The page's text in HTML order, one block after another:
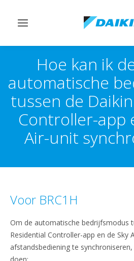
Navigatie
Hoe kan ik
automatische
tussen de
Controller-app
Air-unit
Voor BRC1H
Om de automatische bedrijfsmodus
Residential Controller-app en de Sky
afstandsbediening te